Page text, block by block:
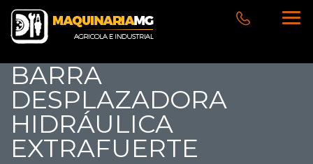
BARRA
DESPLAZADORA
HIDRÁULICA
EXTRAFUERTE